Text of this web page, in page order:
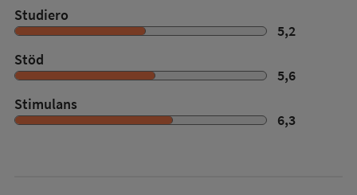
Studiero
5,2
Stöd
5,6
Stimulans
6,3